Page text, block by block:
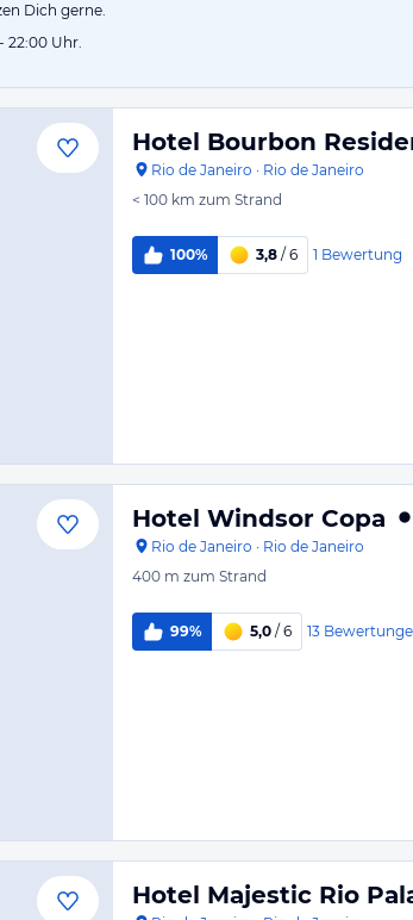
Dich gerne.
22:00 Uhr.
Hotel Bourbon
Rio de Janeiro · Rio de Janeiro
< 100 km zum Strand
100% 3,8 / 6 1 Bewertung
Hotel Windsor Copa
Rio de Janeiro · Rio de Janeiro
400 m zum Strand
99% 5,0 / 6 13
Hotel Majestic Rio